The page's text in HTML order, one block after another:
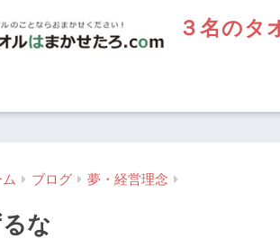
３名のタ
ブログ 夢・経営理念
な